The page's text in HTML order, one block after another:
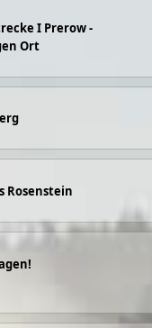
I Prerow -
Ort
Rosenstein